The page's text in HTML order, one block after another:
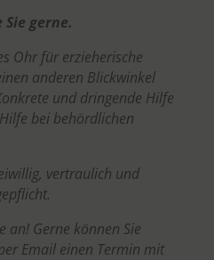
gerne.
Ohr für erzieherische
anderen Blickwinkel
und dringende Hilfe
bei behördlichen
vertraulich und
an! Gerne können Sie
Email einen Termin mit